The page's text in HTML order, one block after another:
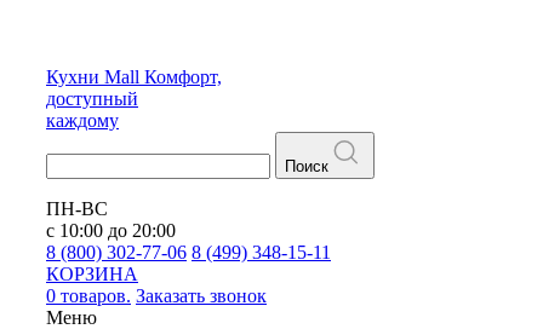
Кухни Mall Комфорт,
доступный
каждому
Поиск
ПН-ВС
с 10:00 до 20:00
8 (800) 302-77-06 8 (499) 348-15-11
КОРЗИНА
0 товаров. Заказать звонок
Меню